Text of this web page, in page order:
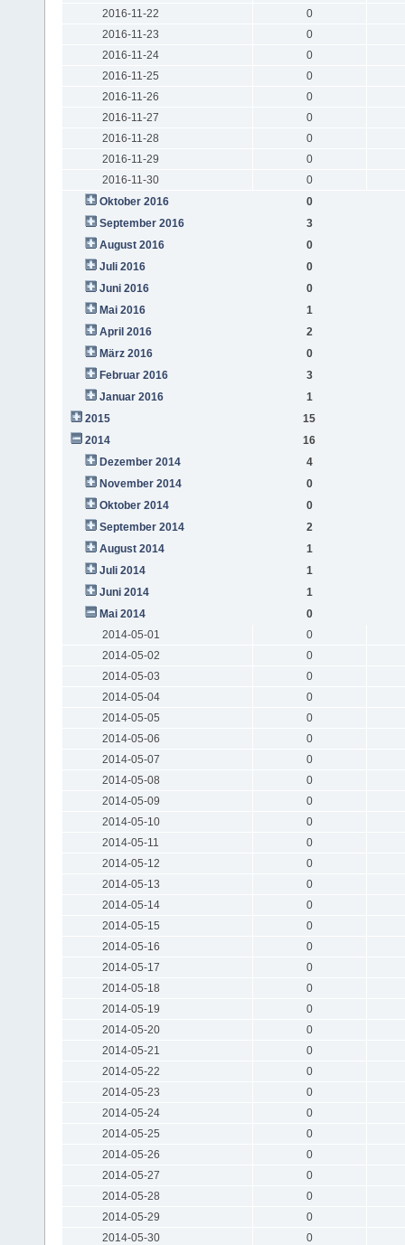
2016-11-22
0
2016-11-23
0
2016-11-24
0
2016-11-25
0
2016-11-26
0
2016-11-27
0
2016-11-28
0
2016-11-29
0
2016-11-30
0
Oktober 2016
0
September 2016
3
August 2016
0
Juli 2016
0
Juni 2016
0
Mai 2016
1
April 2016
2
März 2016
0
Februar 2016
3
Januar 2016
1
2015
15
2014
16
Dezember 2014
4
November 2014
0
Oktober 2014
0
September 2014
2
August 2014
1
Juli 2014
1
Juni 2014
1
Mai 2014
0
2014-05-01
0
2014-05-02
0
2014-05-03
0
2014-05-04
0
2014-05-05
0
2014-05-06
0
2014-05-07
0
2014-05-08
0
2014-05-09
0
2014-05-10
0
2014-05-11
0
2014-05-12
0
2014-05-13
0
2014-05-14
0
2014-05-15
0
2014-05-16
0
2014-05-17
0
2014-05-18
0
2014-05-19
0
2014-05-20
0
2014-05-21
0
2014-05-22
0
2014-05-23
0
2014-05-24
0
2014-05-25
0
2014-05-26
0
2014-05-27
0
2014-05-28
0
2014-05-29
0
2014-05-30
0